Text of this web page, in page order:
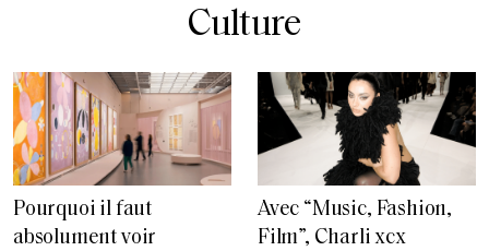
Culture
Pourquoi il faut
absolument voir
Avec “Music, Fashion,
Film”, Charli xcx